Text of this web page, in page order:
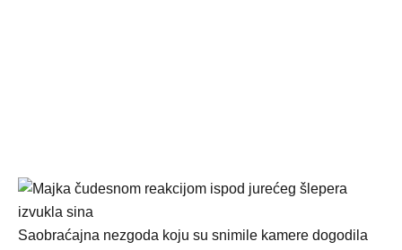
Saobraćajna nezgoda koju su snimile kamere dogodila